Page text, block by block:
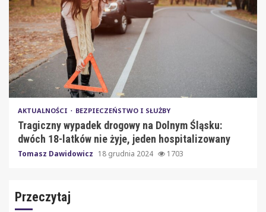
AKTUALNOŚCI BEZPIECZEŃSTWO I SŁUŻBY
Tragiczny wypadek drogowy na Dolnym Śląsku:
dwóch 18-latków nie żyje, jeden hospitalizowany
Tomasz Dawidowicz 18 grudnia 2024 1703
Przeczytaj